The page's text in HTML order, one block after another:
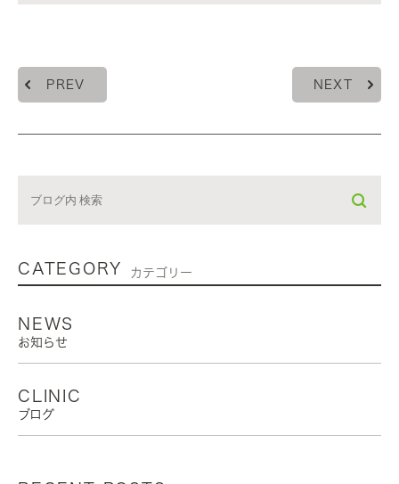
PREV NEXT
CATEGORY カテゴリー
NEWS
お知らせ
CLINIC
ブログ